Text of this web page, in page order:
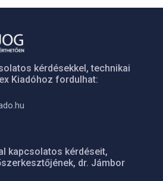
kérdésekkel, technikai
Kiadóhoz fordulhat:
kapcsolatos kérdéseit,
dr. Jámbor